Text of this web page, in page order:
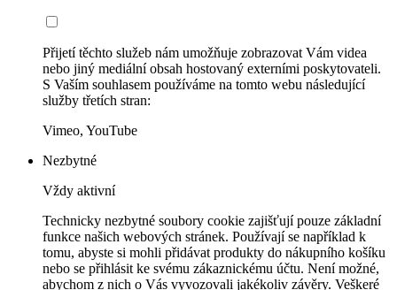
Přijetí těchto služeb nám umožňuje zobrazovat Vám videa
nebo jiný mediální obsah hostovaný externími poskytovateli.
S Vaším souhlasem používáme na tomto webu následující
služby třetích stran:
Vimeo, YouTube
Nezbytné
Vždy aktivní
Technicky nezbytné soubory cookie zajišťují pouze základní
funkce našich webových stránek. Používají se například k
tomu, abyste si mohli přidávat produkty do nákupního košíku
nebo se přihlásit ke svému zákaznickému účtu. Není možné,
abychom z nich o Vás vyvozovali jakékoliv závěry. Veškeré